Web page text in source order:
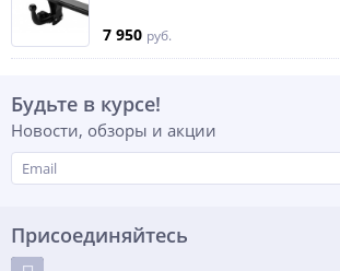
7 950 руб.
Будьте в курсе!
Новости, обзоры и акции
Присоединяйтесь